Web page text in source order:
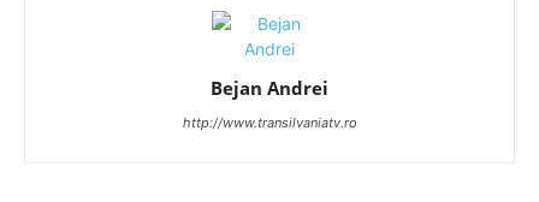
Bejan Andrei
http://www.transilvaniatv.ro